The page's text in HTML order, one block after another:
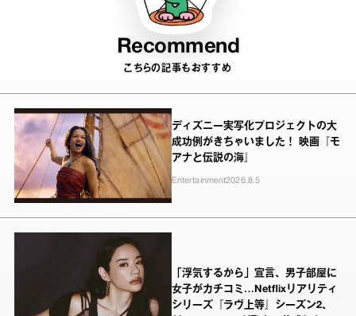
Recommend
こちらの記事もおすすめ
ディズニー実写化プロジェクトの大
成功例がきちゃいました！ 映画『モ
アナと伝説の海』
Entertainment2026.8.5
「浮気するから」宣言、男子部屋に
女子がカチコミ…Netflixリアリティ
シリーズ『ラヴ上等』シーズン2、